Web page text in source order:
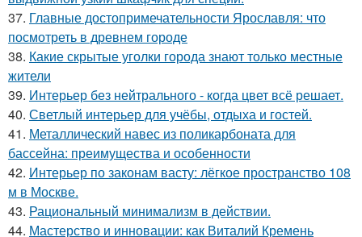
37. Главные достопримечательности Ярославля: что
посмотреть в древнем городе
38. Какие скрытые уголки города знают только местные
жители
39. Интерьер без нейтрального - когда цвет всё решает.
40. Светлый интерьер для учёбы, отдыха и гостей.
41. Металлический навес из поликарбоната для
бассейна: преимущества и особенности
42. Интерьер по законам васту: лёгкое пространство 108
м в Москве.
43. Рациональный минимализм в действии.
44. Мастерство и инновации: как Виталий Кремень